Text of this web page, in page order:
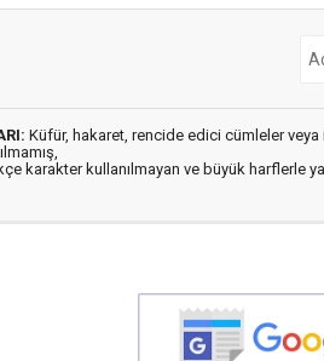
Küfür, hakaret, rencide edici cümleler veya
karakter kullanılmayan ve büyük harflerle